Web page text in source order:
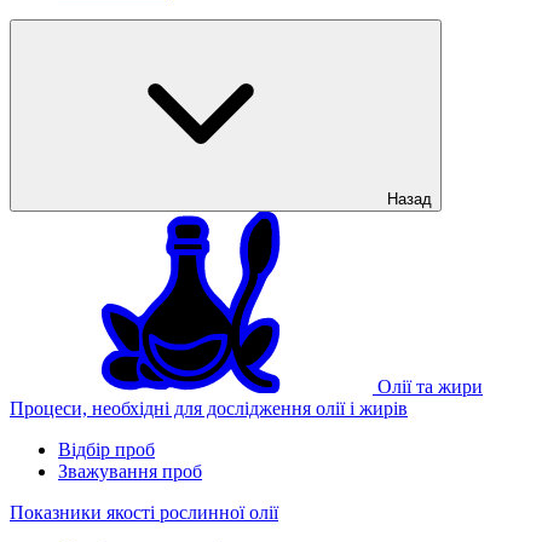
Назад
Олії та жири
Процеси, необхідні для дослідження олії і жирів
Відбір проб
Зважування проб
Показники якості рослинної олії